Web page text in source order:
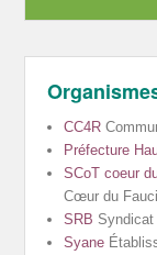
CC4R
Préfecture
SCoT coeur
Cœur du
SRB
Syane